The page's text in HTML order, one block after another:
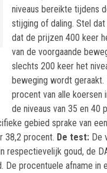
niveaus bereikte tijdens
stijging of daling. Stel
dat de prijzen 400 keer
van de voorgaande
slechts 200 keer het
beweging wordt
procent van alle koersen
de niveaus van 35 en 40
gebied sprake van
38,2 procent. De test: De
goud, de
procentuele afname in